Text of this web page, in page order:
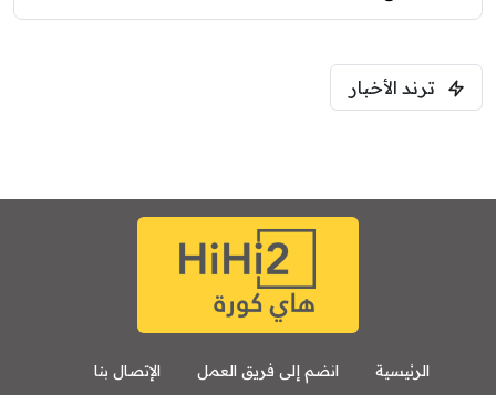
ترند الأخبار
الرئيسية انضم إلى فريق العمل الإتصال بنا